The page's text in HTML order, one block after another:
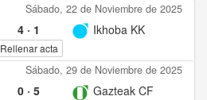
Sábado, 22 de Noviembre de 2025
4· 1 Ikhoba KK
Rellenar acta
Sábado, 29 de Noviembre de 2025
0· 5 Gazteak CF